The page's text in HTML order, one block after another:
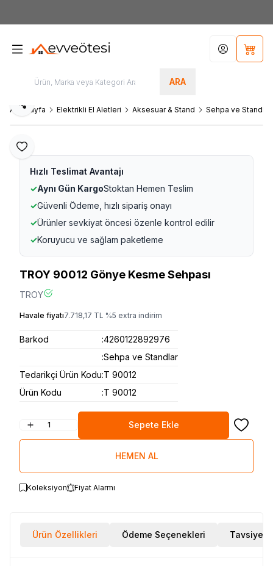
ARA
Hesabım
Ana Sayfa Elektrikli El Aletleri Aksesuar & Stand Sehpa ve Standlar
Favoriye Ekle
Paylaş
Hızlı Teslimat Avantajı
✓Aynı Gün KargoStoktan Hemen Teslim
✓Güvenli Ödeme, hızlı sipariş onayı
✓Ürünler sevkiyat öncesi özenle kontrol edilir
✓Koruyucu ve sağlam paketleme
TROY 90012 Gönye Kesme Sehpası
TROY
Havale fiyatı7.718,17 TL %5 extra indirim
Barkod :4260122892976
:Sehpa ve Standlar
Tedarikçi Ürün Kodu:T 90012
Ürün Kodu
:T 90012
Sepete Ekle Favoriye
HEMEN AL
Koleksiyon Fiyat Alarmı
Ürün Özellikleri Ödeme Seçenekleri Tavsiye Et